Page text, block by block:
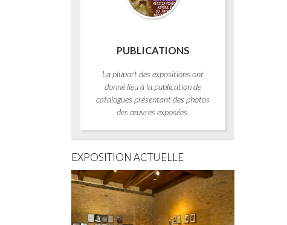
PUBLICATIONS
La plupart des expositions ont
donné lieu à la publication de
catalogues présentant des photos
des œuvres exposées.
EXPOSITION ACTUELLE